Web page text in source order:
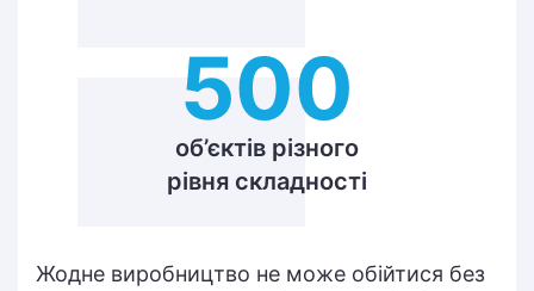
500
об’єктів різного
рівня складності
Жодне виробництво не може обійтися без